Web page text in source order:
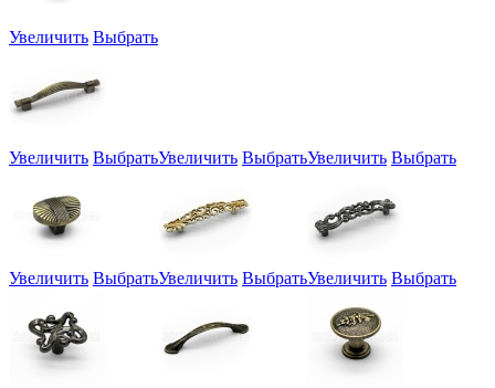
Увеличить Выбрать
Увеличить ВыбратьУвеличить ВыбратьУвеличить Выбрать
Увеличить ВыбратьУвеличить ВыбратьУвеличить Выбрать